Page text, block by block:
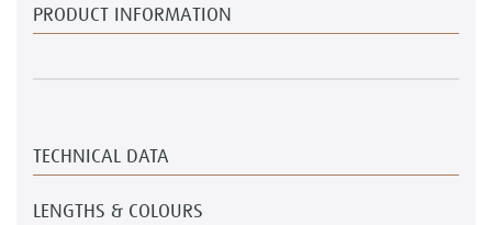
PRODUCT INFORMATION
TECHNICAL DATA
LENGTHS & COLOURS